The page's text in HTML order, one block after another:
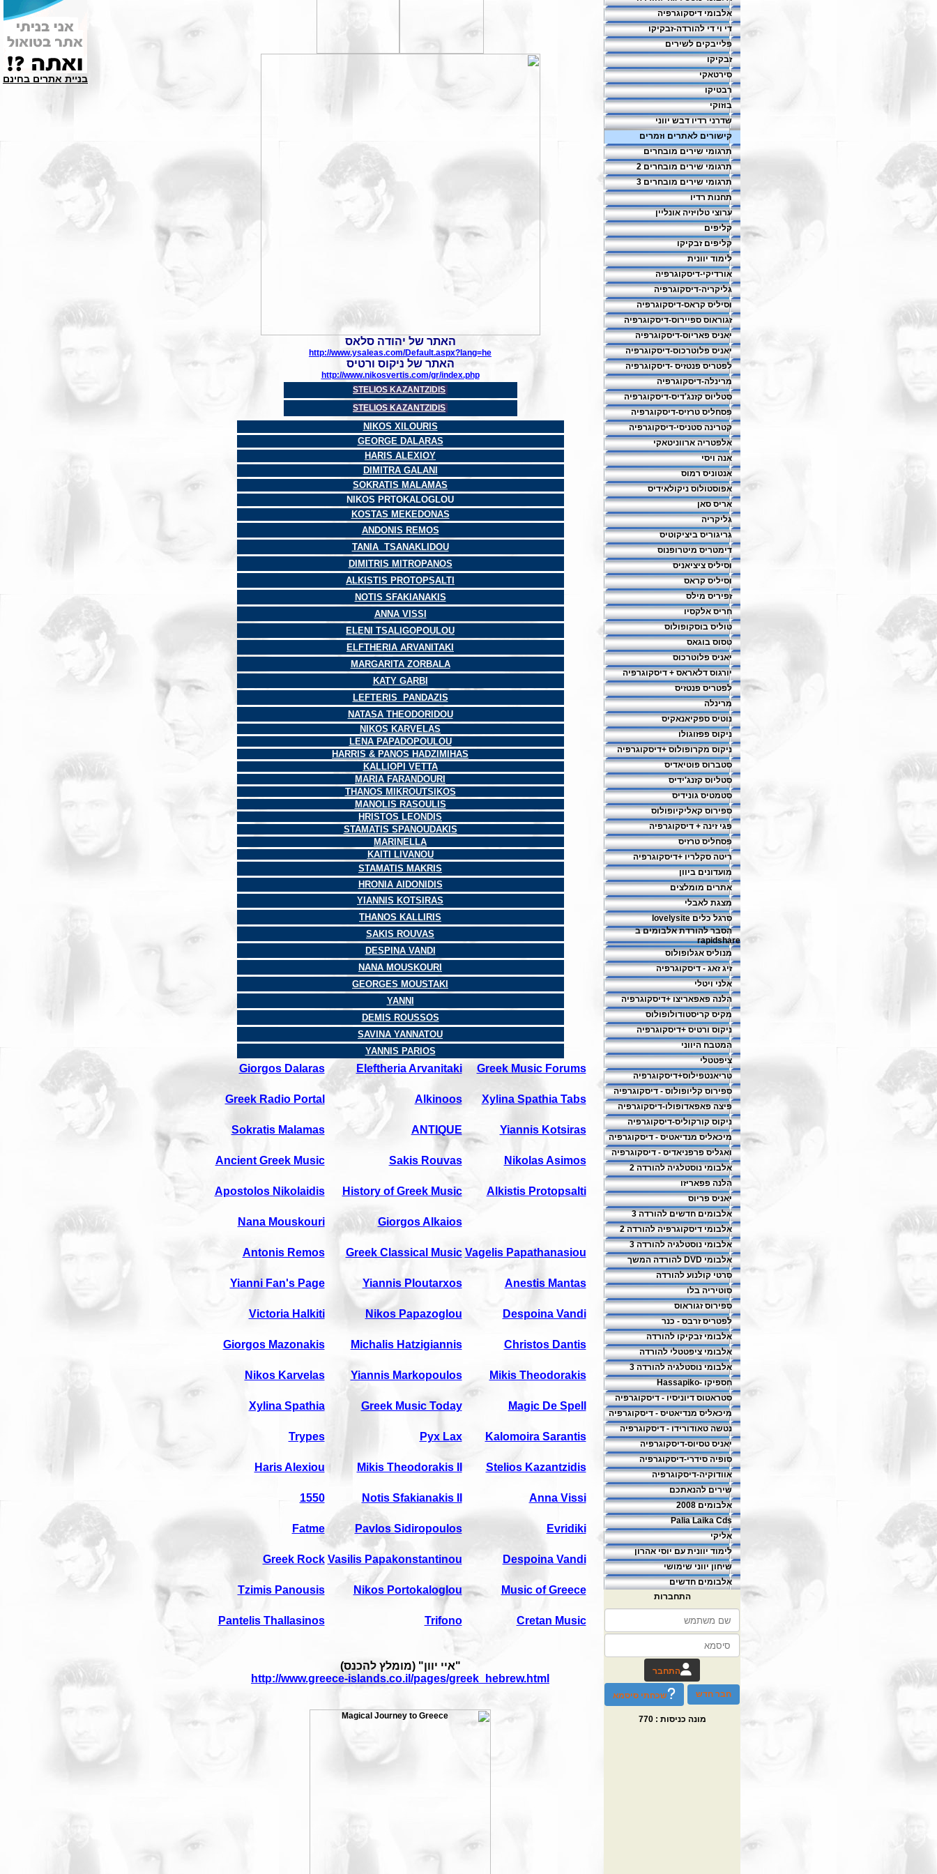
בניית אתרים בחינם
אלבומי דיסקוגרפיה
די וי די להורדה-זבקיקו
פלייבקים לשירים
זבקיקו
סירטאקי
רבטיקו
בוזוקי
שדרני רדיו דבש יווני
קישורים לאתרים וזמרים
תרגומי שירים מובחרים
תרגומי שירים מובחרים 2
תרגומי שירים מובחרים 3
תחנות רדיו
ערוצי טלויזיה אונליין
קליפים
קליפים זבקיקו
לימוד יוונית
אורדיקי-דיסקוגרפיה
גליקריה-דיסקוגרפיה
וסיליס קראס-דיסקוגרפיה
זגוראוס ספיירוס-דיסקוגרפיה
יאניס פאריוס-דיסקוגרפיה
יאניס פלוטרכוס-דיסקוגרפיה
לפטריס פנטזיס -דיסקוגרפיה
מרינלה-דיסקוגרפיה
סטליוס קזנג'דיס-דיסקוגרפיה
פסחליס טרזיס-דיסקוגרפיה
קטרינה סטניסי-דיסקוגרפיה
אלפטריה ארווניטאקי
אנה ויסי
אנטוניס רמוס
אפוסטולוס ניקולאידיס
אריס סאן
גליקריה
גריגוריס ביציקוטיס
דימטריס מיטרופנוס
וסיליס ציציאניס
וסיליס קראס
זפיריס מילס
חריס אלקסיו
טוליס בוסקופולוס
טסוס בוגאס
יאניס פלוטרכוס
יורגוס דלאראס + דיסקוגרפיה
לפטריס פנטזיס
מרינלה
נוטיס ספקיאנאקיס
ניקוס פפזוגולו
ניקוס מקרופולוס +דיסקוגרפיה
סטברוס פוטיאדיס
סטליוס קזנג'ידיס
סטמטיס גונידיס
ספירוס קאליקיופולוס
פגי זינה + דיסקוגרפיה
פסחליס טרזיס
ריטה סקלריו +דיסקוגרפיה
מועדונים ביוון
אתרים מומלצים
מצגת לאבלי
סרגל כלים lovelysite
הסבר להורדת אלבומים ב
rapidshare
מנוליס אגלופולוס
זיג זאג - דיסקוגרפיה
אלני ויטלי
הלנה פאפאריצו +דיסקוגרפיה
מקיס קריסטודולופולוס
ניקוס ורטיס +דיסקוגרפיה
המטבח היווני
ציפטטלי
טריאנטפילוס+דיסקוגרפיה
ספירוס קליופולוס - דיסקוגרפיה
פיצה פאפאדופולו-דיסקוגרפיה
ניקוס קורקוליס-דיסקוגרפיה
מיכאליס מנדיאטיס - דיסקוגרפיה
ואגליס פרפניאדיס - דיסקוגרפיה
אלבומי נוסטלגיה להורדה 2
הלנה פפאריזו
יאניס פריוס
אלבומים חדשים להורדה 3
אלבומי דיסקוגרפיה להורדה 2
אלבומי נוסטלגיה להורדה 3
אלבומי DVD להורדה המשך
סרטי קולנוע להורדה
סוטיריה בלו
ספירוס זגוראוס
לפטריס זרבס - כנר
אלבומי זבקיקו להורדה
אלבומי ציפטטלי להורדה
אלבומי נוסטלגיה להורדה 3
חספיקו -Hassapiko
סטראטוס דיוניסיו - דיסקוגרפיה
מיכאליס מנדיאטיס - דיסקוגרפיה
נטשה טאודורידו - דיסקוגרפיה
יאניס טסיוס-דיסקוגרפיה
סופיה סידרי-דיסקוגרפיה
אוודוקיה-דיסקוגרפיה
שירים להנאתכם
אלבומים 2008
Palia Laika Cds
אליקי
לימוד יוונית עם יוסי אהרון
שיחון יווני שימושי
אלבומים חדשים
התחברות
התחבר
חבר חדש שכחתי סיסמא
מונה כניסות :770
האתר של יהודה סלאס
http://www.ysaleas.com/Default.aspx?lang=he
האתר של ניקוס ורטיס
http://www.nikosvertis.com/gr/index.php
STELIOS KAZANTZIDIS
STELIOS KAZANTZIDIS
NIKOS XILOURIS
GEORGE DALARAS
HARIS ALEXIOY
DIMITRA GALANI
SOKRATIS MALAMAS
NIKOS PRTOKALOGLOU
KOSTAS MEKEDONAS
ANDONIS REMOS
TANIA TSANAKLIDOU
DIMITRIS MITROPANOS
ALKISTIS PROTOPSALTI
NOTIS SFAKIANAKIS
ANNA VISSI
ELENI TSALIGOPOULOU
ELFTHERIA ARVANITAKI
MARGARITA ZORBALA
KATY GARBI
LEFTERIS PANDAZIS
NATASA THEODORIDOU
NIKOS KARVELAS
LENA PAPADOPOULOU
HARRIS & PANOS HADZIMIHAS
KALLIOPI VETTA
MARIA FARANDOURI
THANOS MIKROUTSIKOS
MANOLIS RASOULIS
HRISTOS LEONDIS
STAMATIS SPANOUDAKIS
MARINELLA
KAITI LIVANOU
STAMATIS MAKRIS
HRONIA AIDONIDIS
YIANNIS KOTSIRAS
THANOS KALLIRIS
SAKIS ROUVAS
DESPINA VANDI
NANA MOUSKOURI
GEORGES MOUSTAKI
YANNI
DEMIS ROUSSOS
SAVINA YANNATOU
YANNIS PARIOS
Greek Music Forums
Eleftheria Arvanitaki
Giorgos Dalaras
Xylina Spathia Tabs
Alkinoos
Greek Radio Portal
Yiannis Kotsiras
ANTIQUE
Sokratis Malamas
Nikolas Asimos
Sakis Rouvas
Ancient Greek Music
Alkistis Protopsalti
History of Greek Music
Apostolos Nikolaidis
Giorgos Alkaios
Nana Mouskouri
Vagelis Papathanasiou
Greek Classical Music
Antonis Remos
Anestis Mantas
Yiannis Ploutarxos
Yianni Fan's Page
Despoina Vandi
Nikos Papazoglou
Victoria Halkiti
Christos Dantis
Michalis Hatzigiannis
Giorgos Mazonakis
Mikis Theodorakis
Yiannis Markopoulos
Nikos Karvelas
Magic De Spell
Greek Music Today
Xylina Spathia
Kalomoira Sarantis
Pyx Lax
Trypes
Stelios Kazantzidis
Mikis Theodorakis II
Haris Alexiou
Anna Vissi
Notis Sfakianakis II
1550
Evridiki
Pavlos Sidiropoulos
Fatme
Despoina Vandi
Vasilis Papakonstantinou
Greek Rock
Music of Greece
Nikos Portokaloglou
Tzimis Panousis
Cretan Music
Trifono
Pantelis Thallasinos
"איי יוון" (מומלץ להכנס)
http://www.greece-islands.co.il/pages/greek_hebrew.html